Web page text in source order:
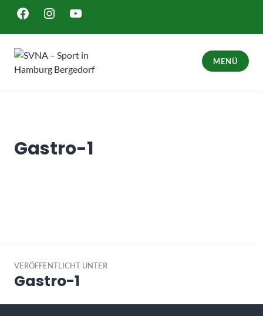
Inhalt
springen
FACEBOOKINSTAGRAM
YOUTUBE
MENÜ
Gastro-1
VERÖFFENTLICHT UNTER
Gastro-1